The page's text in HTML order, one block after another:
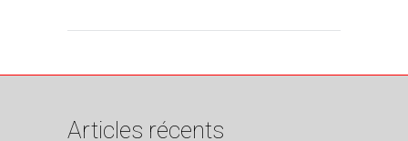
Articles récents